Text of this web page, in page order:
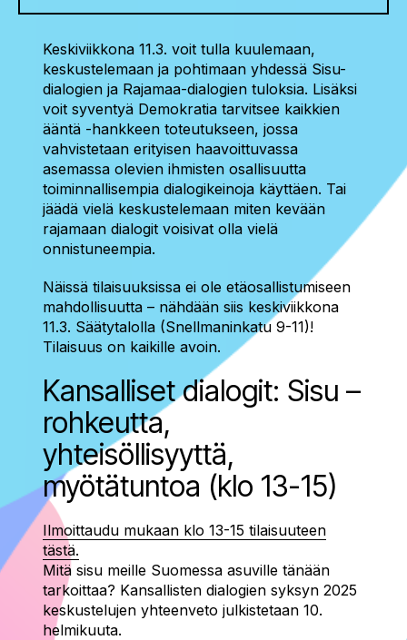
Keskiviikkona 11.3. voit tulla kuulemaan,
keskustelemaan ja pohtimaan yhdessä Sisu-
dialogien ja Rajamaa-dialogien tuloksia. Lisäksi
voit syventyä Demokratia tarvitsee kaikkien
ääntä -hankkeen toteutukseen, jossa
vahvistetaan erityisen haavoittuvassa
asemassa olevien ihmisten osallisuutta
toiminnallisempia dialogikeinoja käyttäen. Tai
jäädä vielä keskustelemaan miten kevään
rajamaan dialogit voisivat olla vielä
onnistuneempia.
Näissä tilaisuuksissa ei ole etäosallistumiseen
mahdollisuutta – nähdään siis keskiviikkona
11.3. Säätytalolla (Snellmaninkatu 9-11)!
Tilaisuus on kaikille avoin.
Kansalliset dialogit: Sisu –
rohkeutta,
yhteisöllisyyttä,
myötätuntoa (klo 13-15)
Ilmoittaudu mukaan klo 13-15 tilaisuuteen
tästä.
Mitä sisu meille Suomessa asuville tänään
tarkoittaa? Kansallisten dialogien syksyn 2025
keskustelujen yhteenveto julkistetaan 10.
helmikuuta.